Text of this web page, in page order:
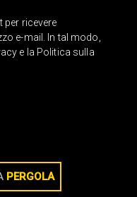
per ricevere
e-mail. In tal modo,
e la Politica sulla
PERGOLA